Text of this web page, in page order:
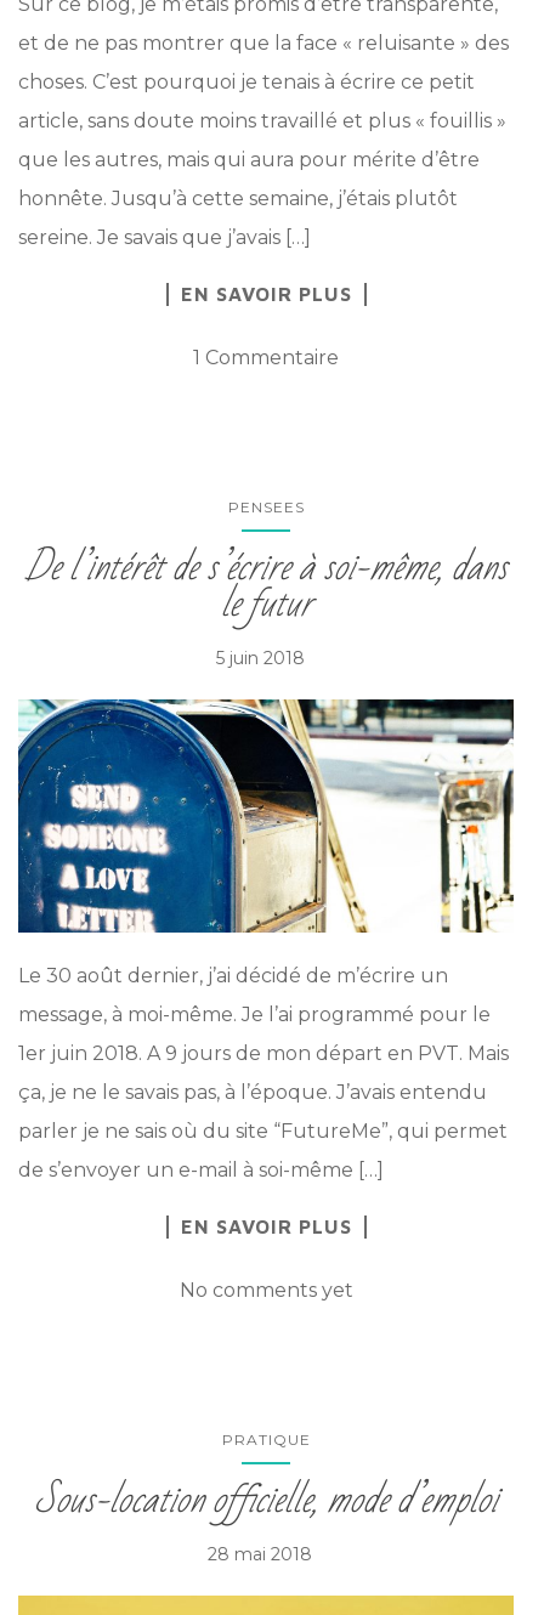
et de ne pas montrer que la face « reluisante » des
choses. C’est pourquoi je tenais à écrire ce petit
article, sans doute moins travaillé et plus « fouillis »
que les autres, mais qui aura pour mérite d’être
honnête. Jusqu’à cette semaine, j’étais plutôt
sereine. Je savais que j’avais […]
EN SAVOIR PLUS
1 Commentaire
PENSEES
De l’intérêt de s’écrire à soi-même, dans
le futur
5 juin 2018
Le 30 août dernier, j’ai décidé de m’écrire un
message, à moi-même. Je l’ai programmé pour le
1er juin 2018. A 9 jours de mon départ en PVT. Mais
ça, je ne le savais pas, à l’époque. J’avais entendu
parler je ne sais où du site “FutureMe”, qui permet
de s’envoyer un e-mail à soi-même […]
EN SAVOIR PLUS
No comments yet
PRATIQUE
Sous-location officielle, mode d’emploi
28 mai 2018